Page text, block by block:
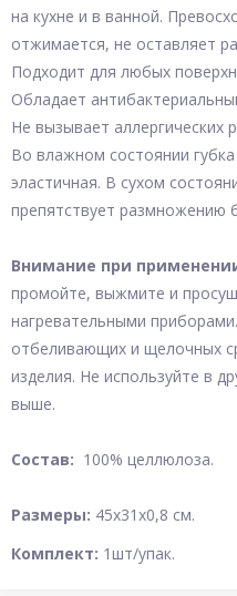
на кухне и в ванной.
отжимается, не оставляет
Подходит для любых
Обладает
Не вызывает аллергических
Во влажном состоянии
эластичная. В сухом
препятствует размножению
Внимание при
промойте, выжмите и
нагревательными
отбеливающих и щелочных
изделия. Не используйте в
выше.
Состав: 100% целлюлоза.
Размеры: 45х31х0,8 см.
Комплект: 1шт/упак.